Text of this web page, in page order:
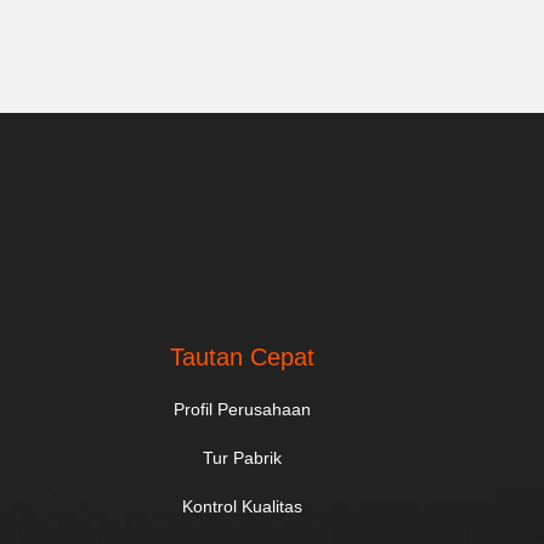
Tautan Cepat
Profil Perusahaan
Tur Pabrik
Kontrol Kualitas